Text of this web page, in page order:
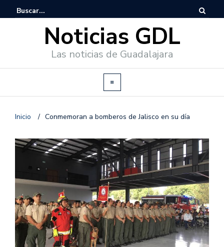
Noticias GDL
Las noticias de Guadalajara
Inicio / Conmemoran a bomberos de Jalisco en su día